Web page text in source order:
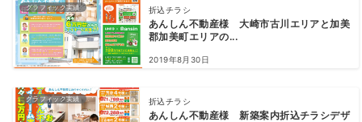
グラフィック実績 折込チラシ
あんしん不動産様 大崎市古川エリアと加美
郡加美町エリアの...
2019年8月30日
グラフィック実績 折込チラシ
あんしん不動産様 新築案内折込チラシデザ